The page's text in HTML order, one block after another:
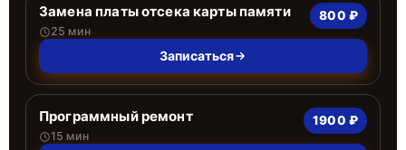
Замена платы отсека карты памяти
25 мин
800 ₽
Записаться
Программный ремонт
15 мин
1900 ₽